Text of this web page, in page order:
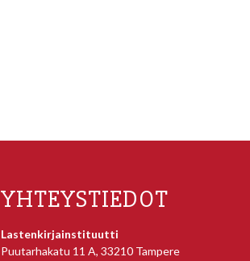
YHTEYSTIEDOT
Lastenkirjainstituutti
Puutarhakatu 11 A, 33210 Tampere